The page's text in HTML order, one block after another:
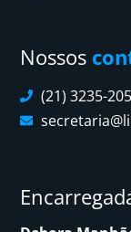
Nossos
(21) 3235-